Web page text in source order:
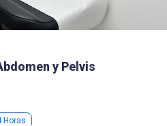
y Pelvis
Horas